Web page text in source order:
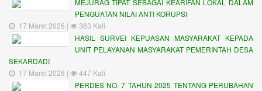
MEJURAG TIPAT SEBAGAI KEARIFAN LOKAL DALAM
PENGUATAN NILAI ANTI KORUPSI
17 Maret 2026 |
363 Kali
HASIL SURVEI KEPUASAN MASYARAKAT KEPADA
UNIT PELAYANAN MASYARAKAT PEMERINTAH DESA
SEKARDADI
17 Maret 2026 |
447 Kali
PERDES NO. 7 TAHUN 2025 TENTANG PERUBAHAN